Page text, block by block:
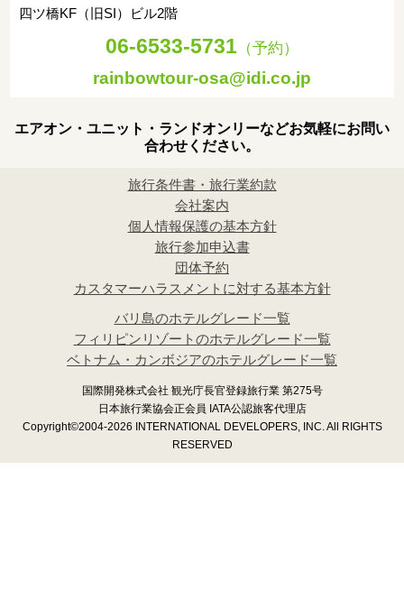
四ツ橋KF（旧SI）ビル2階
06-6533-5731 （予約）
rainbowtour-osa@idi.co.jp
エアオン・ユニット・ランドオンリーなどお気軽にお問い
合わせください。
旅行条件書・旅行業約款
会社案内
個人情報保護の基本方針
旅行参加申込書
団体予約
カスタマーハラスメントに対する基本方針
バリ島のホテルグレード一覧
フィリピンリゾートのホテルグレード一覧
ベトナム・カンボジアのホテルグレード一覧
国際開発株式会社 観光庁長官登録旅行業 第275号
日本旅行業協会正会員 IATA公認旅客代理店
Copyright©2004-2026 INTERNATIONAL DEVELOPERS, INC. All RIGHTS
RESERVED